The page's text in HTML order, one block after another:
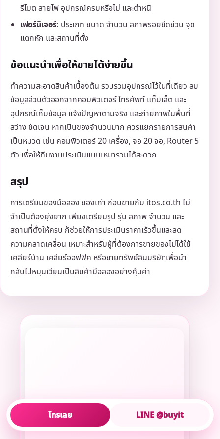
รีโมต สายไฟ อุปกรณ์ครบหรือไม่ และตำหนิ
เฟอร์นิเจอร์: ประเภท ขนาด จำนวน สภาพรอยขีดข่วน จุด
แตกหัก และสถานที่ตั้ง
ข้อแนะนำเพื่อให้ขายได้ง่ายขึ้น
ทำความสะอาดสินค้าเบื้องต้น รวบรวมอุปกรณ์ไว้ในที่เดียว ลบ
ข้อมูลส่วนตัวออกจากคอมพิวเตอร์ โทรศัพท์ แท็บเล็ต และ
อุปกรณ์เก็บข้อมูล แจ้งปัญหาตามจริง และถ่ายภาพในพื้นที่
สว่าง ชัดเจน หากเป็นของจำนวนมาก ควรแยกรายการสินค้า
เป็นหมวด เช่น คอมพิวเตอร์ 20 เครื่อง, จอ 20 จอ, Router 5
ตัว เพื่อให้ทีมงานประเมินแบบเหมารวมได้สะดวก
สรุป
การเตรียมของมือสอง ของเก่า ก่อนขายกับ itos.co.th ไม่
จำเป็นต้องยุ่งยาก เพียงเตรียมรูป รุ่น สภาพ จำนวน และ
สถานที่ตั้งให้ครบ ก็ช่วยให้การประเมินราคาเร็วขึ้นและลด
ความคลาดเคลื่อน เหมาะสำหรับผู้ที่ต้องการขายของไม่ได้ใช้
เคลียร์บ้าน เคลียร์ออฟฟิศ หรือขายทรัพย์สินบริษัทเพื่อนำ
กลับไปหมุนเวียนเป็นสินค้ามือสองอย่างคุ้มค่า
โทรเลย LINE @buyit